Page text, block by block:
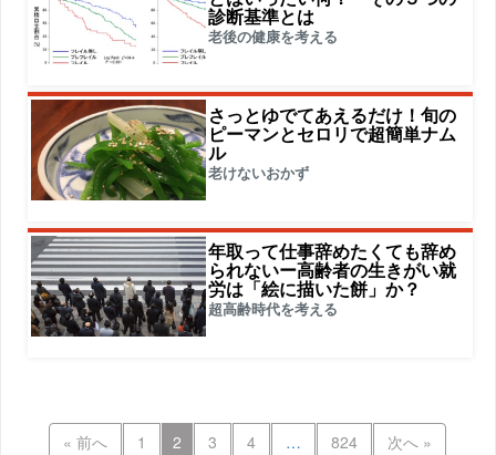
診断基準とは
老後の健康を考える
さっとゆでてあえるだけ！旬の
ピーマンとセロリで超簡単ナム
ル
老けないおかず
年取って仕事辞めたくても辞め
られないー高齢者の生きがい就
労は「絵に描いた餅」か？
超高齢時代を考える
« 前へ 1 2 3 4 … 824 次へ »